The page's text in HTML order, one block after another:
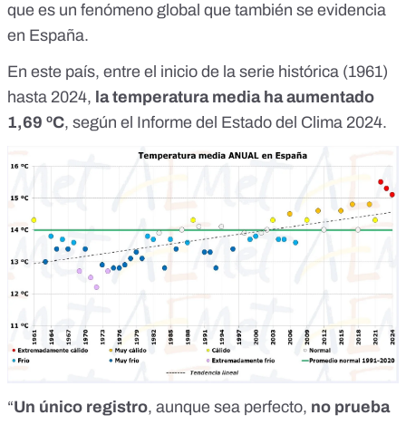
que es un fenómeno global que también se evidencia
en España.
En este país, entre el inicio de la serie histórica (1961)
hasta 2024, la temperatura media ha aumentado
1,69 ºC, según el Informe del Estado del Clima 2024.
“Un único registro, aunque sea perfecto, no prueba